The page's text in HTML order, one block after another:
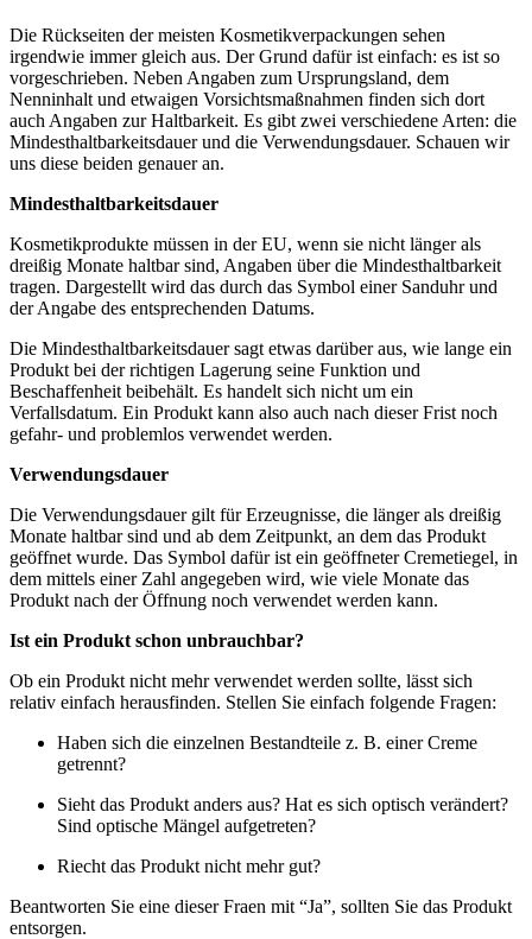
Die Rückseiten der meisten Kosmetikverpackungen sehen
irgendwie immer gleich aus. Der Grund dafür ist einfach: es ist so
vorgeschrieben. Neben Angaben zum Ursprungsland, dem
Nenninhalt und etwaigen Vorsichtsmaßnahmen finden sich dort
auch Angaben zur Haltbarkeit. Es gibt zwei verschiedene Arten: die
Mindesthaltbarkeitsdauer und die Verwendungsdauer. Schauen wir
uns diese beiden genauer an.
Mindesthaltbarkeitsdauer
Kosmetikprodukte müssen in der EU, wenn sie nicht länger als
dreißig Monate haltbar sind, Angaben über die Mindesthaltbarkeit
tragen. Dargestellt wird das durch das Symbol einer Sanduhr und
der Angabe des entsprechenden Datums.
Die Mindesthaltbarkeitsdauer sagt etwas darüber aus, wie lange ein
Produkt bei der richtigen Lagerung seine Funktion und
Beschaffenheit beibehält. Es handelt sich nicht um ein
Verfallsdatum. Ein Produkt kann also auch nach dieser Frist noch
gefahr- und problemlos verwendet werden.
Verwendungsdauer
Die Verwendungsdauer gilt für Erzeugnisse, die länger als dreißig
Monate haltbar sind und ab dem Zeitpunkt, an dem das Produkt
geöffnet wurde. Das Symbol dafür ist ein geöffneter Cremetiegel, in
dem mittels einer Zahl angegeben wird, wie viele Monate das
Produkt nach der Öffnung noch verwendet werden kann.
Ist ein Produkt schon unbrauchbar?
Ob ein Produkt nicht mehr verwendet werden sollte, lässt sich
relativ einfach herausfinden. Stellen Sie einfach folgende Fragen:
Haben sich die einzelnen Bestandteile z. B. einer Creme
getrennt?
Sieht das Produkt anders aus? Hat es sich optisch verändert?
Sind optische Mängel aufgetreten?
Riecht das Produkt nicht mehr gut?
Beantworten Sie eine dieser Fraen mit “Ja”, sollten Sie das Produkt
entsorgen.